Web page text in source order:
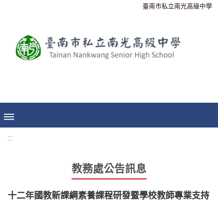
臺南市私立南光高級中學
:::
教務處公告訊息
十二年國教新課綱素養課程研發暨學校教師專業支持